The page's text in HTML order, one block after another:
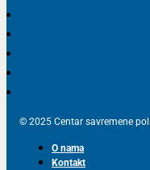
© 2025 Centar savremene
O nama
Kontakt